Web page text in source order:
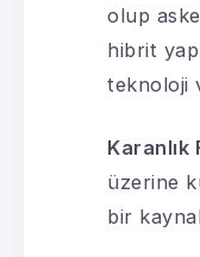
olup
hibrit
teknoloji
Karanlık
üzerine
bir